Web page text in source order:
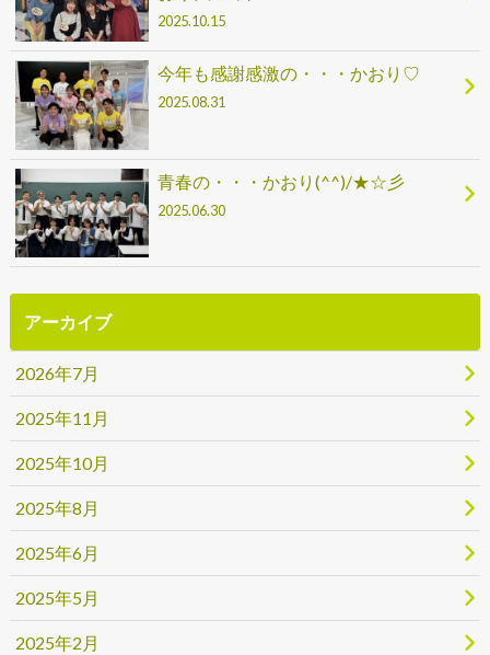
2025.10.15
今年も感謝感激の・・・かおり♡
2025.08.31
青春の・・・かおり(^^)/★☆彡
2025.06.30
アーカイブ
2026年7月
2025年11月
2025年10月
2025年8月
2025年6月
2025年5月
2025年2月